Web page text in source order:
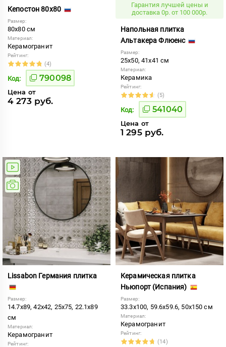
Кепостон 80x80
Размер:
80x80 см
Материал:
Керамогранит
Рейтинг:
(4)
Код: 790098
Цена от
4 273 руб.
Гарантия лучшей цены и
доставка 0р. от 100 000р.
Напольная плитка
Альтакера Флюенс
Размер:
25x50, 41x41 см
Материал:
Керамика
Рейтинг:
(5)
Код: 541040
Цена от
1 295 руб.
Lissabon Германия плитка
Размер:
14.7x89, 42x42, 25x75, 22.1x89
см
Материал:
Керамогранит
Рейтинг:
Керамическая плитка
Ньюпорт (Испания)
Размер:
33.3x100, 59.6x59.6, 50x150 см
Материал:
Керамогранит
Рейтинг:
(14)